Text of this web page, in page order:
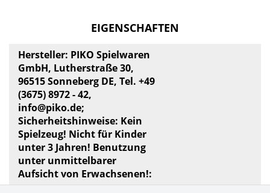
EIGENSCHAFTEN
Hersteller: PIKO Spielwaren
GmbH, Lutherstraße 30,
96515 Sonneberg DE, Tel. +49
(3675) 8972 - 42,
info@piko.de;
Sicherheitshinweise: Kein
Spielzeug! Nicht für Kinder
unter 3 Jahren! Benutzung
unter unmittelbarer
Aufsicht von Erwachsenen!: